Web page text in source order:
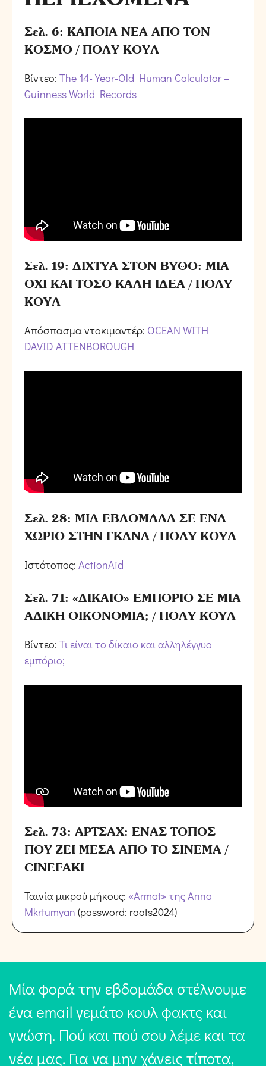
Σελ. 6: ΚΑΠΟΙΑ ΝΕΑ ΑΠΟ ΤΟΝ
ΚΟΣΜΟ / ΠΟΛΥ ΚΟΥΛ
Βίντεο:The 14-Year-Old Human Calculator –
Guinness World Records
Σελ. 19: ΔΙΧΤΥΑ ΣΤΟΝ ΒΥΘΟ: ΜΙΑ
ΟΧΙ ΚΑΙ ΤΟΣΟ ΚΑΛΗ ΙΔΕΑ / ΠΟΛΥ
ΚΟΥΛ
Απόσπασμα ντοκιμαντέρ: OCEAN WITH
DAVID ATTENBOROUGH
Σελ. 28: ΜΙΑ ΕΒΔΟΜΑΔΑ ΣΕ ΕΝΑ
ΧΩΡΙΟ ΣΤΗΝ ΓΚΑΝΑ / ΠΟΛΥ ΚΟΥΛ
Ιστότοπος:ActionAid
Σελ. 71: «ΔΙΚΑΙΟ» ΕΜΠΟΡΙΟ ΣΕ ΜΙΑ
ΑΔΙΚΗ ΟΙΚΟΝΟΜΙΑ; / ΠΟΛΥ ΚΟΥΛ
Βίντεο:Τι είναι το δίκαιο και αλληλέγγυο
εμπόριο;
Σελ. 73: ΑΡΤΣΑΧ: ΕΝΑΣ ΤΟΠΟΣ
ΠΟΥ ΖΕΙ ΜΕΣΑ ΑΠΟ ΤΟ ΣΙΝΕΜΑ /
CINEFAKI
Ταινία μικρού μήκους: «Armat» της Anna
Mkrtumyan (password: roots2024)
Μία φορά την εβδομάδα στέλνουμε
ένα email γεμάτο κουλ φακτς και
γνώση. Πού και πού σου λέμε και τα
νέα μας. Για να μην χάνεις τίποτα,